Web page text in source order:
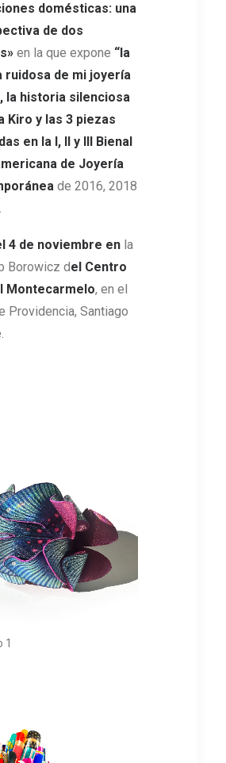
domésticas: una
de dos
en la que expone “la
ruidosa de mi joyería
la historia silenciosa
Kiro y las 3 piezas
en la I, II y III Bienal
de Joyería
de 2016, 2018
4 de noviembre en la
Borowicz del Centro
Montecarmelo, en el
Providencia, Santiago
1